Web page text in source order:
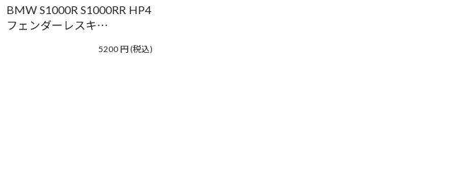
BMW S1000R S1000RR HP4
フェンダーレスキ…
5200円(税込)